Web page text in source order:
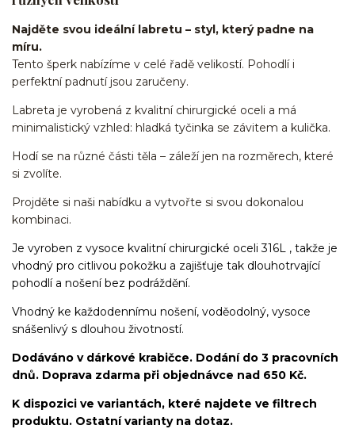
Najděte svou ideální labretu – styl, který padne na
míru.
Tento šperk nabízíme v celé řadě velikostí. Pohodlí i
perfektní padnutí jsou zaručeny.
Labreta je vyrobená z kvalitní chirurgické oceli a má
minimalistický vzhled: hladká tyčinka se závitem a kulička.
Hodí se na různé části těla – záleží jen na rozměrech, které
si zvolíte.
Projděte si naši nabídku a vytvořte si svou dokonalou
kombinaci.
Je vyroben z vysoce kvalitní chirurgické oceli 316L , takže je
vhodný pro citlivou pokožku a zajišťuje tak dlouhotrvající
pohodlí a nošení bez podráždění.
Vhodný ke každodennímu nošení, voděodolný, vysoce
snášenlivý s dlouhou životností.
Dodáváno v dárkové krabičce. Dodání do 3 pracovních
dnů. Doprava zdarma při objednávce nad 650 Kč.
K dispozici ve variantách, které najdete ve filtrech
produktu. Ostatní varianty na dotaz.